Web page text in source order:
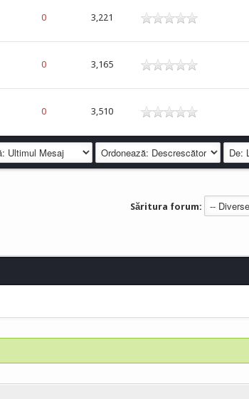
0 3,221
0 3,165
0 3,510
Săritura forum: